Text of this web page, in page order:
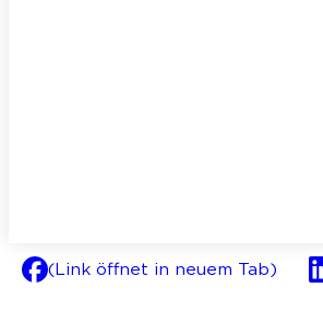
(Link öffnet in neuem Tab)